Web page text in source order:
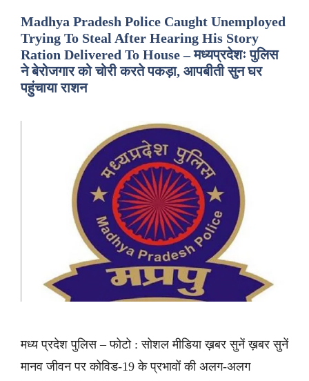
Madhya Pradesh Police Caught Unemployed
Trying To Steal After Hearing His Story
Ration Delivered To House – मध्यप्रदेशः पुलिस
ने बेरोजगार को चोरी करते पकड़ा, आपबीती सुन घर
पहुंचाया राशन
मध्य प्रदेश पुलिस – फोटो : सोशल मीडिया ख़बर सुनें ख़बर सुनें
मानव जीवन पर कोविड-19 के प्रभावों की अलग-अलग